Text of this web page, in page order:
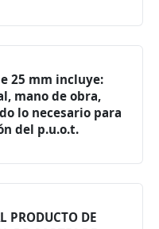
25 mm incluye:
mano de obra,
lo necesario para
del p.u.o.t.
PRODUCTO DE